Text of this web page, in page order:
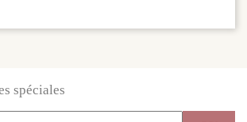
spéciales